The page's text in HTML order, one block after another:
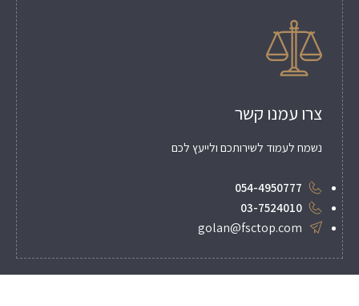
צרו עמנו קשר
נשמח לעמוד לשירותכם ולייעץ לכם
054-4950777
03-7524010
golan@fsctop.com